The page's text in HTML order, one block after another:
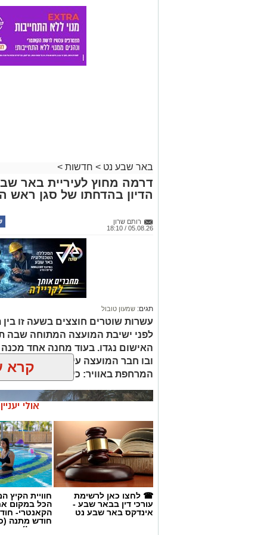
באר שבע נט > חדשות >
דרמה מחוץ לעיריית באר
הדיון בהדחתו של סגן ראש
רותם שרון
05.08.26 / 18:10
תגים: שמעון טובול
עשרות שוטרים חוצצים בשעה זו בין
לפני ישיבת המועצה המתוחה שבה
האישום נגדו. בעוד מחנה אחד
ובו חבר המועצה עידו אטיאס,
המרחפת באוויר: כיצד יכריע רוביק
קרא
אולי
☎ לחצו כאן לרשימת
עורכי דין בבאר שבע -
אינדקס באר שבע נט
חוויית הקיץ
הכל במקום
הקאנטרי-
חודש מתנה
החגים!)